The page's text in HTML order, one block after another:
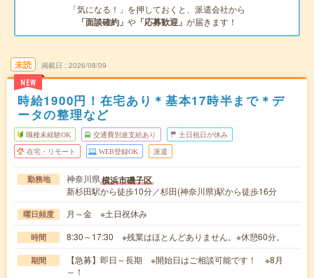
「気になる！」を押しておくと、派遣会社から
「面談確約」 や 「応募歓迎」 が届きます！
未読
NEW
掲載日 2026/08/09
時給1900円！在宅あり＊基本17時半まで＊デ
ータの整理など
職種未経験OK 交通費別途支給あり 土日祝日が休み
在宅・リモート WEB登録OK 派遣
勤務地 神奈川県横浜市磯子区
新杉田駅から徒歩10分／杉田(神奈川県)駅から徒歩16分
曜日頻度 月～金 ※土日祝休み
時間 8:30～17:30 ※残業はほとんどありません。※休憩60分。
期間
【急募】即日～長期 ※開始日はご相談可能です！ ※8月
～！